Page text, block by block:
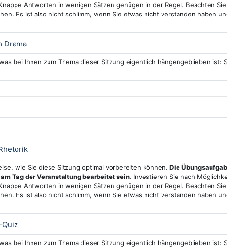
Antworten in wenigen Sätzen genügen in der Regel. Beachten
Es ist also nicht schlimm, wenn Sie etwas nicht verstanden haben
DramaInteraktiver Inhalt
bei Ihnen zum Thema dieser Sitzung eigentlich hängengeblieben ist:
Test
wie Sie diese Sitzung optimal vorbereiten können. Die
Tag der Veranstaltung bearbeitet sein. Investieren Sie nach
Antworten in wenigen Sätzen genügen in der Regel. Beachten
Es ist also nicht schlimm, wenn Sie etwas nicht verstanden haben
QuizInteraktiver Inhalt
bei Ihnen zum Thema dieser Sitzung eigentlich hängengeblieben ist: